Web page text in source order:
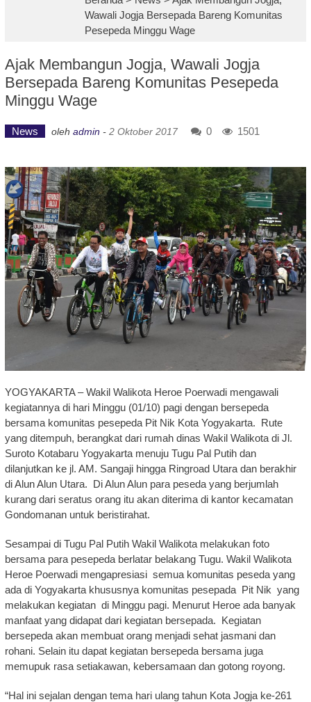
Wawali Jogja Bersepada Bareng Komunitas
Pesepeda Minggu Wage
Ajak Membangun Jogja, Wawali Jogja
Bersepada Bareng Komunitas Pesepeda
Minggu Wage
News oleh admin - 2 Oktober 2017 0 1501
YOGYAKARTA – Wakil Walikota Heroe Poerwadi mengawali
kegiatannya di hari Minggu (01/10) pagi dengan bersepeda
bersama komunitas pesepeda Pit Nik Kota Yogyakarta. Rute
yang ditempuh, berangkat dari rumah dinas Wakil Walikota di Jl.
Suroto Kotabaru Yogyakarta menuju Tugu Pal Putih dan
dilanjutkan ke jl. AM. Sangaji hingga Ringroad Utara dan berakhir
di Alun Alun Utara. Di Alun Alun para peseda yang berjumlah
kurang dari seratus orang itu akan diterima di kantor kecamatan
Gondomanan untuk beristirahat.
Sesampai di Tugu Pal Putih Wakil Walikota melakukan foto
bersama para pesepeda berlatar belakang Tugu. Wakil Walikota
Heroe Poerwadi mengapresiasi semua komunitas peseda yang
ada di Yogyakarta khususnya komunitas pesepada Pit Nik yang
melakukan kegiatan di Minggu pagi. Menurut Heroe ada banyak
manfaat yang didapat dari kegiatan bersepada. Kegiatan
bersepeda akan membuat orang menjadi sehat jasmani dan
rohani. Selain itu dapat kegiatan bersepeda bersama juga
memupuk rasa setiakawan, kebersamaan dan gotong royong.
“Hal ini sejalan dengan tema hari ulang tahun Kota Jogja ke-261